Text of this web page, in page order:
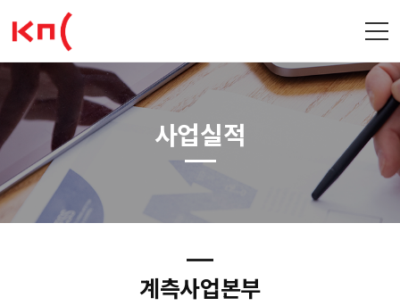
사업실적
계측사업본부